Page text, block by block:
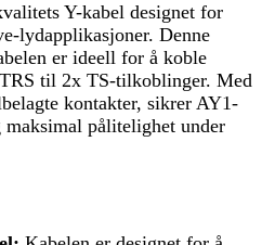
Y-kabel designet for
lydapplikasjoner. Denne
er ideell for å koble
til 2x TS-tilkoblinger. Med
kontakter, sikrer AY1-
pålitelighet under